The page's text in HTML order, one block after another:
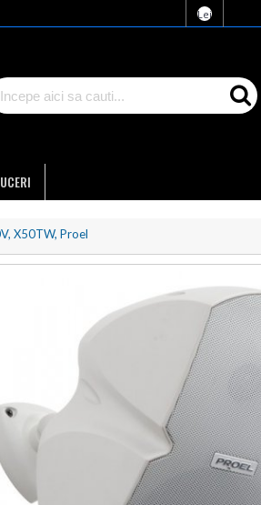
Lei
X50TW, Proel